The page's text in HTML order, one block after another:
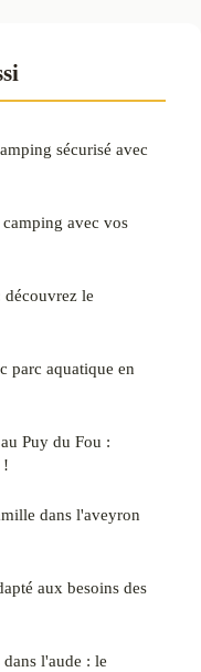
sécurisé avec
avec vos
le
parc aquatique en
Puy du Fou :
!
dans l'aveyron
aux besoins des
l'aude : le